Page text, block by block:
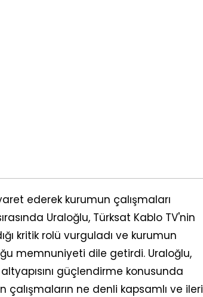
ederek kurumun çalışmaları
Uraloğlu, Türksat Kablo TV'nin
kritik rolü vurguladı ve kurumun
memnuniyeti dile getirdi. Uraloğlu,
güçlendirme konusunda
ne denli kapsamlı ve ileri